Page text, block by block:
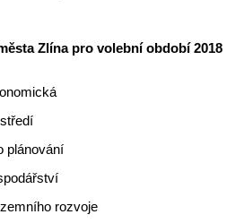
Zlína pro volební období 2018
plánování
rozvoje